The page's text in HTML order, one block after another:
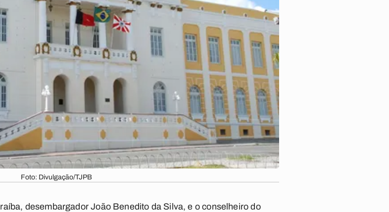
Foto: Divulgação/TJPB
desembargador João Benedito da Silva, e o conselheiro do